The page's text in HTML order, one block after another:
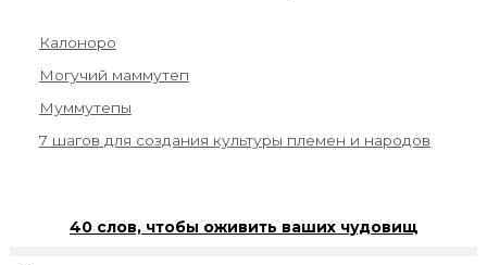
Калоноро
Могучий маммутеп
Муммутепы
7 шагов для создания культуры племен и народов
40 слов, чтобы оживить ваших чудовищ